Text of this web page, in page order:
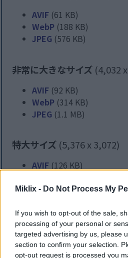
Miklix - Do Not Process My
If you wish to opt-out of the sale,
processing of your personal or
targeted advertising by us, please
section to confirm your selection.
opt-out request is processed you
AVIF (61 KB)
WebP (188 KB)
JPEG (576 KB)
非常に大きなサイズ (4,032
AVIF (92 KB)
WebP (314 KB)
JPEG (1.1 MB)
特大サイズ (5,376 x 3,072)
AVIF (126 KB)
JPEG(1.8 MB)
非常に大きなサイズ
まだアップロード中だ。）